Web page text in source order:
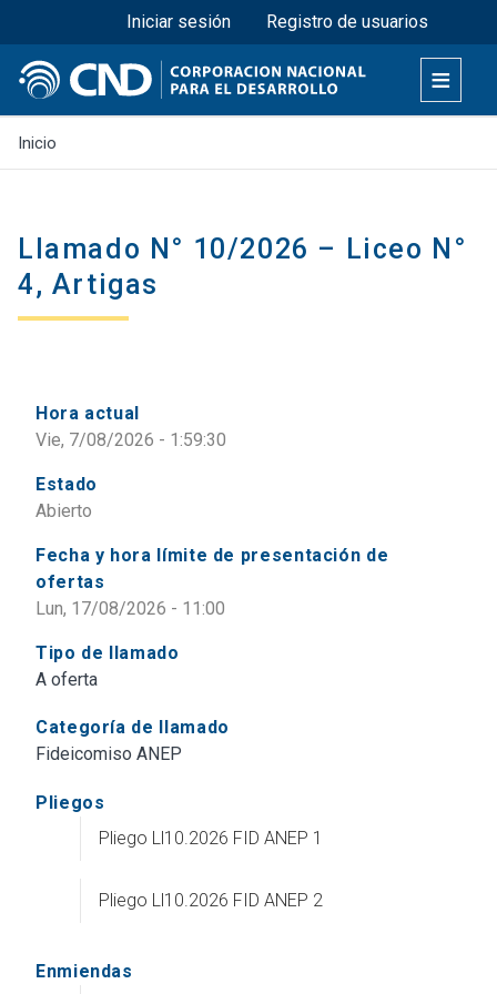
Pasar
al
contenido
principal
Menú superior
Iniciar sesión Registro de usuarios
Inicio
Llamado N° 10/2026 – Liceo N°
4, Artigas
Hora actual
Vie, 7/08/2026 - 1:59:30
Estado
Abierto
Fecha y hora límite de presentación de
ofertas
Lun, 17/08/2026 - 11:00
Tipo de llamado
A oferta
Categoría de llamado
Fideicomiso ANEP
Pliegos
Pliego Ll10.2026 FID ANEP 1
Pliego Ll10.2026 FID ANEP 2
Enmiendas